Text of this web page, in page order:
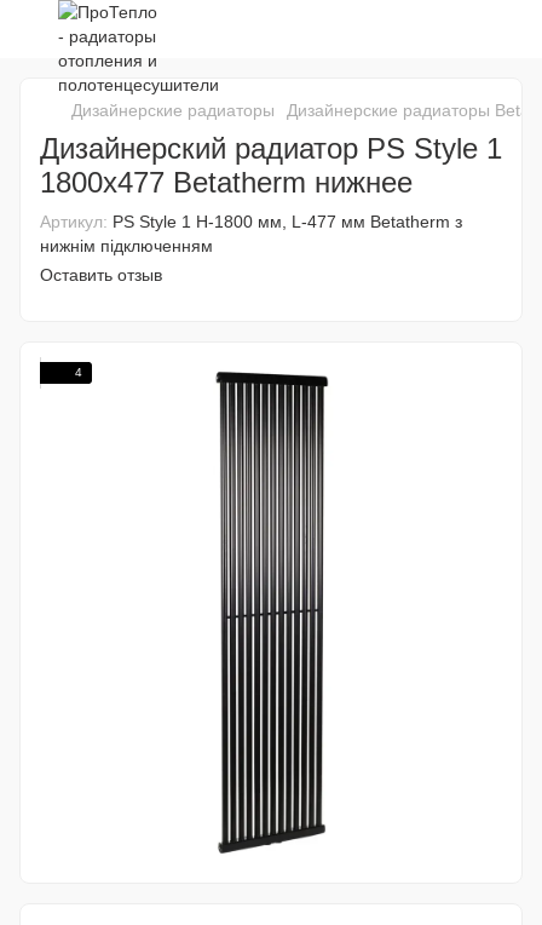
Дизайнерские радиаторы Дизайнерские радиаторы
Дизайнерский радиатор PS Style 1
1800x477 Betatherm нижнее
Артикул: PS Style 1 H-1800 мм, L-477 мм Betatherm з
нижнім підключенням
Оставить отзыв
4